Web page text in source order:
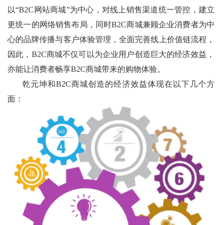
以“B2C网站商城”为中心，对线上销售渠道统一管控，建立
更统一的网络销售布局，同时B2C商城兼顾企业消费者为中
心的品牌传播与客户体验管理，全面完善线上价值链流程，
因此，B2C商城不仅可以为企业用户创造巨大的经济效益，
亦能让消费者畅享B2C商城带来的购物体验。
乾元坤和B2C商城创造的经济效益体现在以下几个方
面：